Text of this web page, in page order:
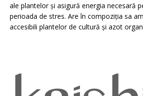
ale plantelor și asigură energia necesară
perioada de stres. Are în compoziția sa
accesibili plantelor de cultură și azot